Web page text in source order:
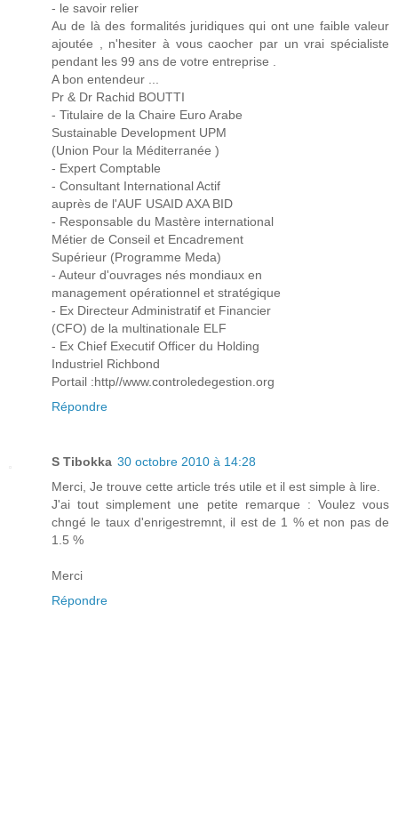
- le savoir relier
Au de là des formalités juridiques qui ont une faible valeur
ajoutée , n'hesiter à vous caocher par un vrai spécialiste
pendant les 99 ans de votre entreprise .
A bon entendeur ...
Pr & Dr Rachid BOUTTI
- Titulaire de la Chaire Euro Arabe
Sustainable Development UPM
(Union Pour la Méditerranée )
- Expert Comptable
- Consultant International Actif
auprès de l'AUF USAID AXA BID
- Responsable du Mastère international
Métier de Conseil et Encadrement
Supérieur (Programme Meda)
- Auteur d'ouvrages nés mondiaux en
management opérationnel et stratégique
- Ex Directeur Administratif et Financier
(CFO) de la multinationale ELF
- Ex Chief Executif Officer du Holding
Industriel Richbond
Portail :http//www.controledegestion.org
Répondre
S Tibokka 30 octobre 2010 à 14:28
Merci, Je trouve cette article trés utile et il est simple à lire.
J'ai tout simplement une petite remarque : Voulez vous
chngé le taux d'enrigestremnt, il est de 1 % et non pas de
1.5 %
Merci
Répondre